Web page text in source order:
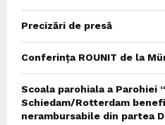
Precizări de presă
Conferința ROUNIT de la
Scoala parohiala a Parohiei
Schiedam/Rotterdam
nerambursabile din partea